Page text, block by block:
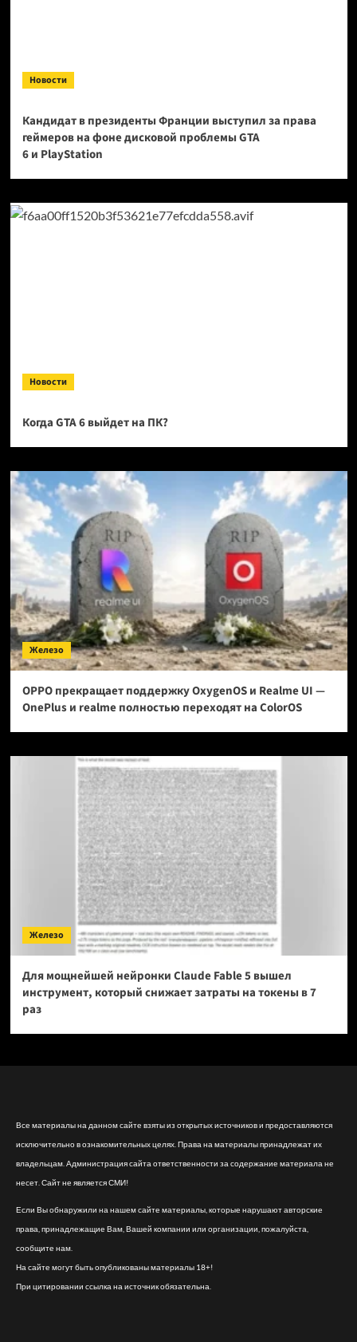
Новости
Кандидат в президенты Франции выступил за права
геймеров на фоне дисковой проблемы GTA
6 и PlayStation
Новости
Когда GTA 6 выйдет на ПК?
Железо
OPPO прекращает поддержку OxygenOS и Realme UI —
OnePlus и realme полностью переходят на ColorOS
Железо
Для мощнейшей нейронки Claude Fable 5 вышел
инструмент, который снижает затраты на токены в 7
раз
Все материалы на данном сайте взяты из открытых источников и предоставляются
исключительно в ознакомительных целях. Права на материалы принадлежат их
владельцам. Администрация сайта ответственности за содержание материала не
несет. Сайт не является СМИ!
Если Вы обнаружили на нашем сайте материалы, которые нарушают авторские
права, принадлежащие Вам, Вашей компании или организации, пожалуйста,
сообщите нам.
На сайте могут быть опубликованы материалы 18+!
При цитировании ссылка на источник обязательна.